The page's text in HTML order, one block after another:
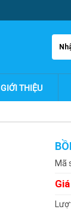
GIỚI THIỆU
Mã